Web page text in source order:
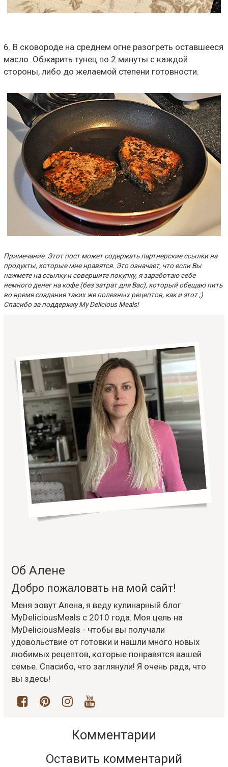
6. В сковороде на среднем огне разогреть оставшееся
масло. Обжарить тунец по 2 минуты с каждой
стороны, либо до желаемой степени готовности.
Примечание: Этот пост может содержать партнерские ссылки на
продукты, которые мне нравятся. Это означает, что если Вы
нажмете на ссылку и совершите покупку, я заработаю себе
немного денег на кофе (без затрат для Вас), который обещаю пить
во время создания таких же полезных рецептов, как и этот ;)
Спасибо за поддержку My Delicious Meals!
Об Алене
Добро пожаловать на мой сайт!
Меня зовут Алена, я веду кулинарный блог
MyDeliciousMeals с 2010 года. Моя цель на
MyDeliciousMeals - чтобы вы получали
удовольствие от готовки и нашли много новых
любимых рецептов, которые понравятся вашей
семье. Спасибо, что заглянули! Я очень рада, что
вы здесь!
Комментарии
Оставить комментарий